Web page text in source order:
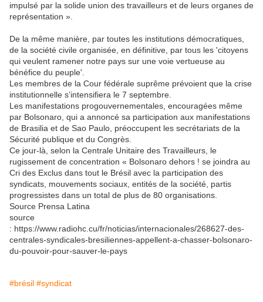
impulsé par la solide union des travailleurs et de leurs organes de
représentation ».
De la même manière, par toutes les institutions démocratiques,
de la société civile organisée, en définitive, par tous les 'citoyens
qui veulent ramener notre pays sur une voie vertueuse au
bénéfice du peuple'.
Les membres de la Cour fédérale suprême prévoient que la crise
institutionnelle s’intensifiera le 7 septembre.
Les manifestations progouvernementales, encouragées même
par Bolsonaro, qui a annoncé sa participation aux manifestations
de Brasilia et de Sao Paulo, préoccupent les secrétariats de la
Sécurité publique et du Congrès.
Ce jour-là, selon la Centrale Unitaire des Travailleurs, le
rugissement de concentration « Bolsonaro dehors ! se joindra au
Cri des Exclus dans tout le Brésil avec la participation des
syndicats, mouvements sociaux, entités de la société, partis
progressistes dans un total de plus de 80 organisations.
Source Prensa Latina
source
: https://www.radiohc.cu/fr/noticias/internacionales/268627-des-
centrales-syndicales-bresiliennes-appellent-a-chasser-bolsonaro-
du-pouvoir-pour-sauver-le-pays
#brésil #syndicat